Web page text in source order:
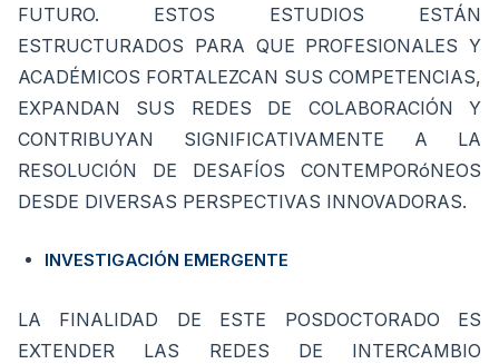
FUTURO. ESTOS ESTUDIOS ESTÁN
ESTRUCTURADOS PARA QUE PROFESIONALES Y
ACADÉMICOS FORTALEZCAN SUS COMPETENCIAS,
EXPANDAN SUS REDES DE COLABORACIÓN Y
CONTRIBUYAN SIGNIFICATIVAMENTE A LA
RESOLUCIÓN DE DESAFÍOS CONTEMPORóNEOS
DESDE DIVERSAS PERSPECTIVAS INNOVADORAS.
INVESTIGACIÓN EMERGENTE
LA FINALIDAD DE ESTE POSDOCTORADO ES
EXTENDER LAS REDES DE INTERCAMBIO